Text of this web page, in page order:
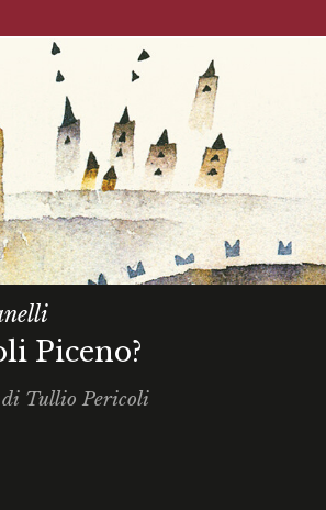
Piceno?
Tullio Pericoli